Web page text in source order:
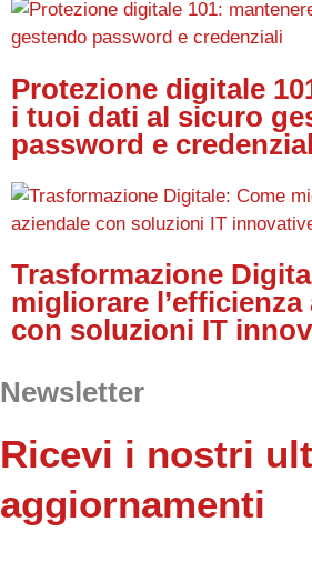
Protezione digitale
i tuoi dati al sicuro
password e
Trasformazione
migliorare l’efficienza
con soluzioni IT
Newsletter
Ricevi i nostri
aggiornamenti